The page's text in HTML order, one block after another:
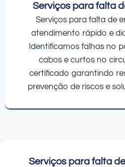
Serviços para falta
Serviços para falta de
atendimento rápido e
Identificamos falhas no
cabos e curtos no
certificado garantindo
prevenção de riscos e
Serviços para falta